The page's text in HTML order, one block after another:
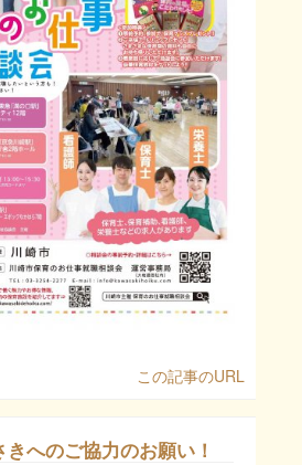
この記事のURL
へのご協力のお願い！